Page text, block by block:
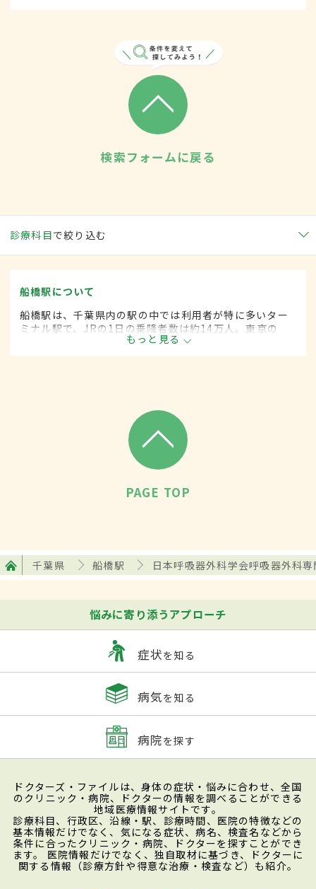
検索フォームに戻る
診療科目で絞り込む
船橋駅について
船橋駅は、千葉県内の駅の中では利用者が特に多いター
ミナル駅で、JRの1日の乗降者数は約14万人。東京の
ベッドタウンとして発展し、古くからの住宅街と再開発
による新しい住宅が混在。大型商業施設も多く進出して
もっと見る
PAGE TOP
千葉県 船橋駅 日本呼吸器外科学会呼吸器外科
悩みに寄り添うアプローチ
症状を知る
病気を知る
病院を探す
ドクターズ・ファイルは、身体の症状・悩みに合わせ、全国
のクリニック・病院、ドクターの情報を調べることができる
地域医療情報サイトです。
診療科目、行政区、沿線・駅、診療時間、医院の特徴などの
基本情報だけでなく、気になる症状、病名、検査名などから
条件に合ったクリニック・病院、ドクターを探すことができ
ます。 医院情報だけでなく、独自取材に基づき、ドクターに
関する情報（診療方針や得意な治療・検査など）も紹介。